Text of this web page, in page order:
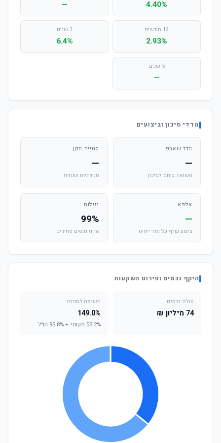
4.40%
—
12 חודשים
2.93%
3 שנים
6.4%
5 שנים
—
מדדי סיכון וביצועים
מדד שארפ
—
תשואה ביחס לסיכון
סטיית תקן
—
תנודתיות שנתית
אלפא
—
ביצוע עודף על מדד ייחוס
נזילות
99%
אחוז נכסים סחירים
היקף נכסים ופירוט השקעות
סה"כ נכסים
74 מיליון ₪
חשיפה למניות
149.0%
53.2% מקומי + 95.8% חו"ל